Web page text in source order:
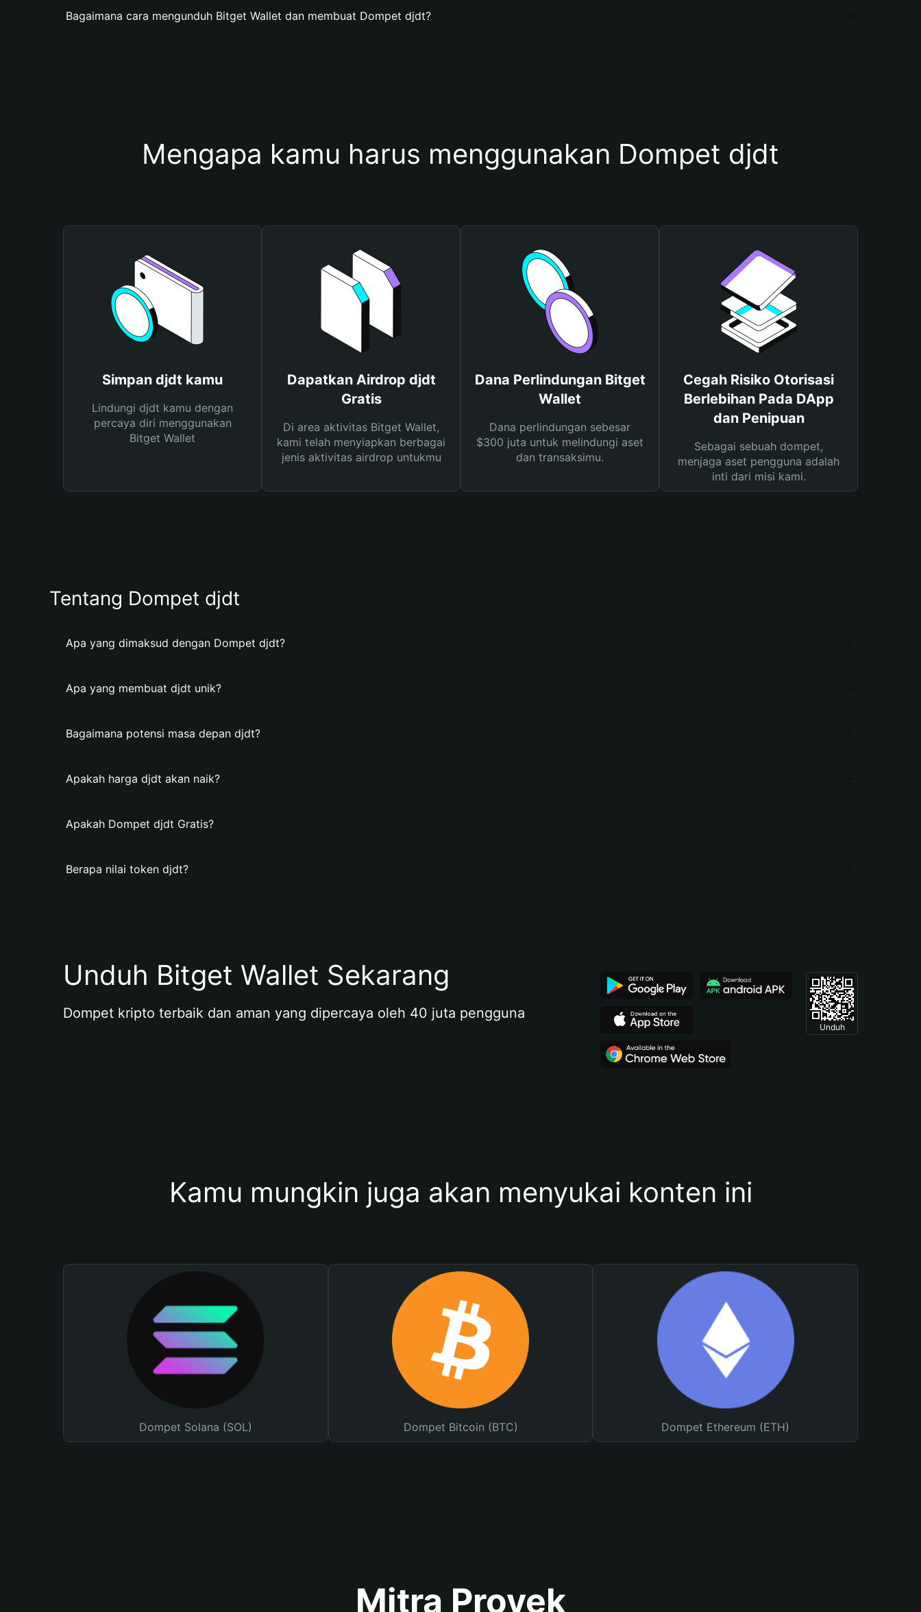
Bagaimana cara mengunduh Bitget Wallet dan membuat Dompet djdt?
Mengapa kamu harus menggunakan Dompet djdt
Simpan djdt kamu
Lindungi djdt kamu dengan
percaya diri menggunakan
Bitget Wallet
Dapatkan Airdrop djdt
Gratis
Di area aktivitas Bitget Wallet,
kami telah menyiapkan berbagai
jenis aktivitas airdrop untukmu
Dana Perlindungan Bitget
Wallet
Dana perlindungan sebesar
$300 juta untuk melindungi aset
dan transaksimu.
Cegah Risiko Otorisasi
Berlebihan Pada DApp
dan Penipuan
Sebagai sebuah dompet,
menjaga aset pengguna adalah
inti dari misi kami.
Tentang Dompet djdt
Apa yang dimaksud dengan Dompet djdt?
Apa yang membuat djdt unik?
Bagaimana potensi masa depan djdt?
Apakah harga djdt akan naik?
Apakah Dompet djdt Gratis?
Berapa nilai token djdt?
Unduh Bitget Wallet Sekarang
Dompet kripto terbaik dan aman yang dipercaya oleh 40 juta pengguna
Unduh
Kamu mungkin juga akan menyukai konten ini
Dompet Solana (SOL) Dompet Bitcoin (BTC) Dompet Ethereum (ETH)
Mitra Proyek